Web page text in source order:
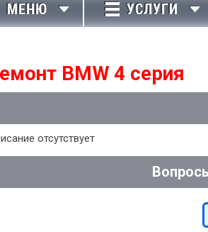
МЕНЮ УСЛУГИ
BMW 4 серия
отсутствует